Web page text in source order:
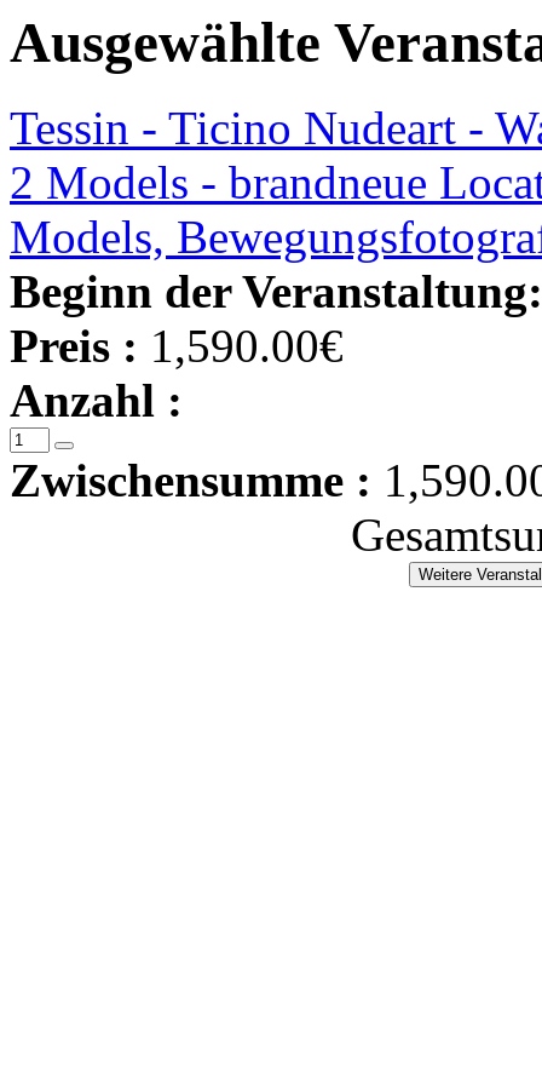
Ausgewählte
Tessin - Ticino Nudeart -
2 Models - brandneue
Models,
Beginn der
Preis : 1,590.00€
Anzahl :
Zwischensumme :
Weitere